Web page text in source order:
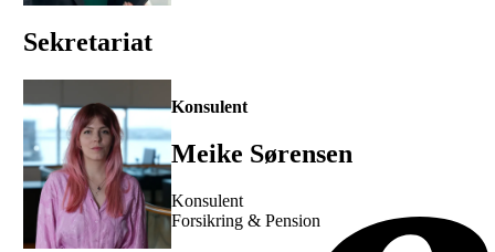
Sekretariat
Konsulent
Meike Sørensen
Konsulent
Forsikring & Pension